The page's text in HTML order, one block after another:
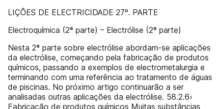
LIÇÕES DE ELECTRICIDADE 27º. PARTE
Electroquímica (2ª parte) – Electrólise (2ª parte)
Nesta 2ª parte sobre electrólise abordam-se aplicações
da electrólise, começando pela fabricação de produtos
químicos, passando a exemplos de electrometalurgia e
terminando com uma referência ao tratamento de águas
de piscinas. No próximo artigo continuarão a ser
analisadas outras aplicações da electrólise. 58.2.6›
Fabricação de produtos químicos Muitas substâncias